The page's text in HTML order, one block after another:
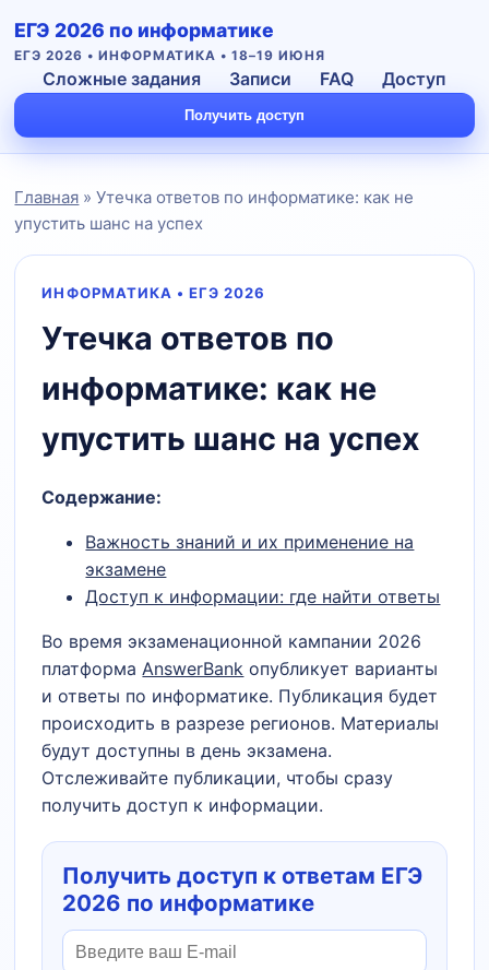
ЕГЭ 2026 по информатике
ЕГЭ 2026 • ИНФОРМАТИКА • 18–19 ИЮНЯ
Сложные задания Записи FAQ Доступ
Получить доступ
Главная » Утечка ответов по информатике: как не
упустить шанс на успех
ИНФОРМАТИКА • ЕГЭ 2026
Утечка ответов по
информатике: как не
упустить шанс на успех
Содержание:
Важность знаний и их применение на
экзамене
Доступ к информации: где найти ответы
Во время экзаменационной кампании 2026
платформаAnswerBank опубликует варианты
и ответы по информатике. Публикация будет
происходить в разрезе регионов. Материалы
будут доступны в день экзамена.
Отслеживайте публикации, чтобы сразу
получить доступ к информации.
Получить доступ к ответам ЕГЭ
2026 по информатике